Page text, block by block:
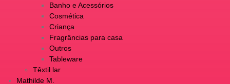
Banho e Acessórios
Cosmética
Criança
Fragrâncias para casa
Outros
Tableware
Têxtil lar
Mathilde M.